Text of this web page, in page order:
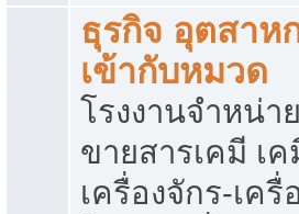
ธุรกิจ อุตสาห
เข้ากับหมวด
โรงงานจำหน่
ขายสารเคมี เ
เครื่องจักร-เค